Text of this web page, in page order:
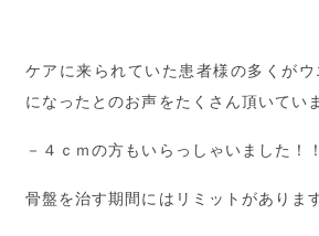
ケアに来られていた患者様の多くが
になったとのお声をたくさん頂いてい
－４ｃｍの方もいらっしゃいました！！
骨盤を治す期間にはリミットがあります